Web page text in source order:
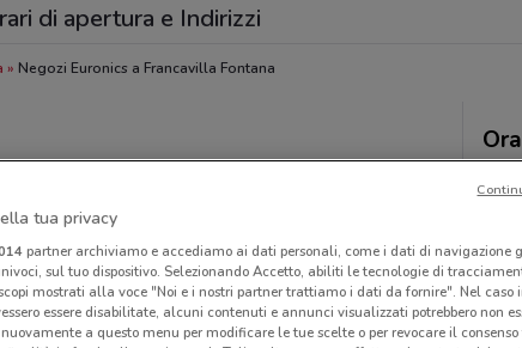
di apertura e Indirizzi
Negozi Euronics a Francavilla Fontana
tua privacy
partner archiviamo e accediamo ai dati personali, come i dati di navigazione
sul tuo dispositivo. Selezionando Accetto, abiliti le tecnologie di
mostrati alla voce "Noi e i nostri partner trattiamo i dati da fornire". Nel caso
essere disabilitate, alcuni contenuti e annunci visualizzati potrebbero non
a questo menu per modificare le tue scelte o per revocare il